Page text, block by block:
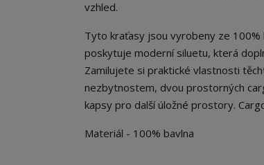
vzhled.
Tyto kraťasy jsou vyrobeny ze 100%
poskytuje moderní siluetu, která
Zamilujete si praktické vlastnosti
nezbytnostem, dvou prostorných
kapsy pro další úložné prostory.
Materiál - 100% bavlna